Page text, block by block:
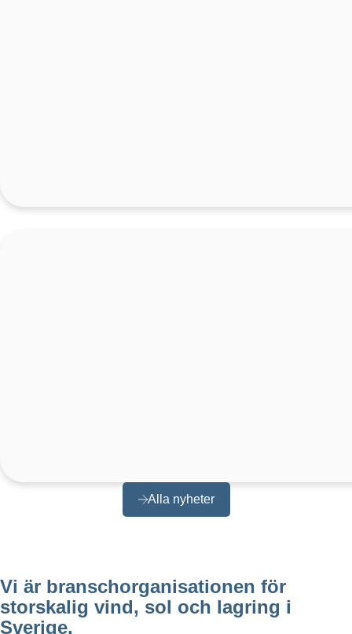
Alla nyheter
Vi är branschorganisationen för
storskalig vind, sol och lagring i
Sverige.